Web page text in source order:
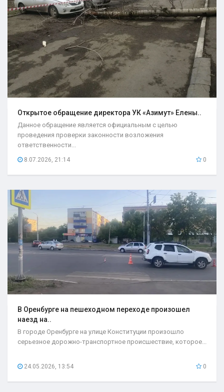
Открытое обращение директора УК «Азимут» Елены..
Данное обращение является официальным с целью
проведения проверки законности возложения
ответственности...
8.07.2026, 21:14 0
В Оренбурге на пешеходном переходе произошел
наезд на..
В городе Оренбурге на улице Конституции произошло
серьезное дорожно-транспортное происшествие, которое...
24.05.2026, 13:54 0